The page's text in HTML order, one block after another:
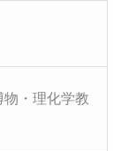
・理化学教